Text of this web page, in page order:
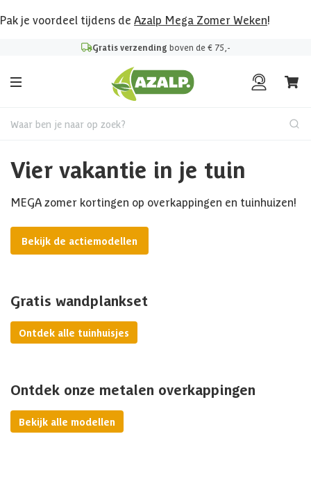
Pak je voordeel tijdens de Azalp Mega Zomer Weken!
Gratis verzending boven de € 75,-
Waar ben je naar op zoek?
Vier vakantie in je tuin
MEGA zomer kortingen op overkappingen en tuinhuizen!
Bekijk de actiemodellen
Gratis wandplankset
Ontdek alle tuinhuisjes
Ontdek onze metalen overkappingen
Bekijk alle modellen